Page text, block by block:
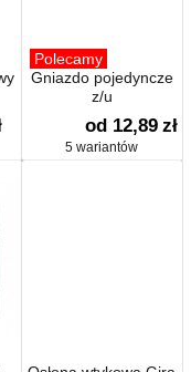
Polecamy
Gniazdo pojedyncze
z/u
od 12,89 zł
5 wariantów